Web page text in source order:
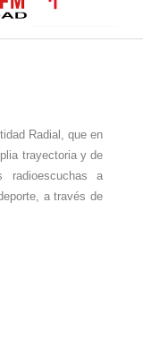
Radial, que en
trayectoria y de
radioescuchas a
a través de